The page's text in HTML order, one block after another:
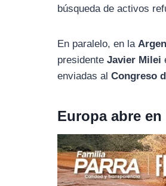
búsqueda de activos
En paralelo, en la
presidenteJavier Milei
enviadas alCongreso
Europa abre